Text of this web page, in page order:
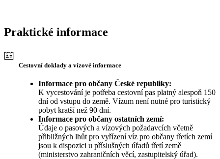
Praktické informace
Cestovní doklady a vízové informace
Informace pro občany České republiky:
K vycestování je potřeba cestovní pas platný alespoň 150
dní od vstupu do země. Vízum není nutné pro turistický
pobyt kratší než 90 dní.
Informace pro občany ostatních zemí:
Údaje o pasových a vízových požadavcích včetně
přibližných lhůt pro vyřízení víz pro občany třetích zemí
jsou k dispozici u příslušných úřadů třetí země
(ministerstvo zahraničních věcí, zastupitelský úřad).